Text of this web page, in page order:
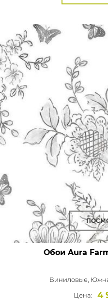
Обои Aura
Виниловые,
Цена:
4